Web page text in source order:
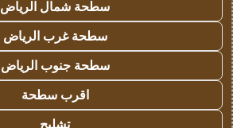
سطحة شمال الرياض
سطحة غرب الرياض
سطحة جنوب الرياض
اقرب سطحة
تشليح